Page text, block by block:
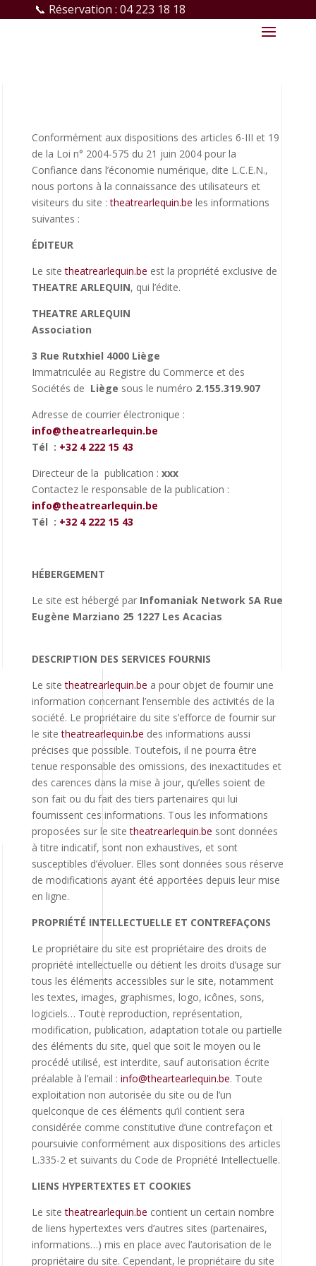
📞 Réservation : 04 223 18 18
Conformément aux dispositions des articles 6-III et 19
de la Loi n° 2004-575 du 21 juin 2004 pour la
Confiance dans l’économie numérique, dite L.C.E.N.,
nous portons à la connaissance des utilisateurs et
visiteurs du site : theatrearlequin.be les informations
suivantes :
ÉDITEUR
Le site theatrearlequin.be est la propriété exclusive de
THEATRE ARLEQUIN, qui l’édite.
THEATRE ARLEQUIN
Association
3 Rue Rutxhiel 4000 Liège
Immatriculée au Registre du Commerce et des
Sociétés de Liège sous le numéro 2.155.319.907
Adresse de courrier électronique :
info@theatrearlequin.be
Tél : +32 4 222 15 43
Directeur de la publication : xxx
Contactez le responsable de la publication :
info@theatrearlequin.be
Tél : +32 4 222 15 43
HÉBERGEMENT
Le site est hébergé par Infomaniak Network SA Rue
Eugène Marziano 25 1227 Les Acacias
DESCRIPTION DES SERVICES FOURNIS
Le site theatrearlequin.be a pour objet de fournir une
information concernant l’ensemble des activités de la
société. Le propriétaire du site s’efforce de fournir sur
le site theatrearlequin.be des informations aussi
précises que possible. Toutefois, il ne pourra être
tenue responsable des omissions, des inexactitudes et
des carences dans la mise à jour, qu’elles soient de
son fait ou du fait des tiers partenaires qui lui
fournissent ces informations. Tous les informations
proposées sur le site theatrearlequin.be sont données
à titre indicatif, sont non exhaustives, et sont
susceptibles d’évoluer. Elles sont données sous réserve
de modifications ayant été apportées depuis leur mise
en ligne.
PROPRIÉTÉ INTELLECTUELLE ET CONTREFAÇONS
Le propriétaire du site est propriétaire des droits de
propriété intellectuelle ou détient les droits d’usage sur
tous les éléments accessibles sur le site, notamment
les textes, images, graphismes, logo, icônes, sons,
logiciels… Toute reproduction, représentation,
modification, publication, adaptation totale ou partielle
des éléments du site, quel que soit le moyen ou le
procédé utilisé, est interdite, sauf autorisation écrite
préalable à l’email : info@theartearlequin.be. Toute
exploitation non autorisée du site ou de l’un
quelconque de ces éléments qu’il contient sera
considérée comme constitutive d’une contrefaçon et
poursuivie conformément aux dispositions des articles
L.335-2 et suivants du Code de Propriété Intellectuelle.
LIENS HYPERTEXTES ET COOKIES
Le site theatrearlequin.be contient un certain nombre
de liens hypertextes vers d’autres sites (partenaires,
informations…) mis en place avec l’autorisation de le
propriétaire du site. Cependant, le propriétaire du site